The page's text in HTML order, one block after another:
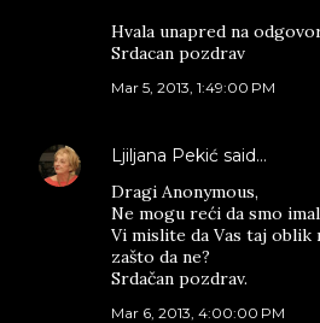
Hvala unapred na
Srdacan pozdrav
Mar 5, 2013, 1:49:00 PM
Ljiljana Pekić said…
Dragi Anonymous,
Ne mogu reći da smo
Vi mislite da Vas taj oblik
zašto da ne?
Srdačan pozdrav.
Mar 6, 2013, 4:00:00 PM